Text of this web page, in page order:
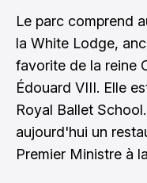
Le parc comprend
la White Lodge,
favorite de la reine
Édouard VIII. Elle
Royal Ballet
aujourd'hui un
Premier Ministre à